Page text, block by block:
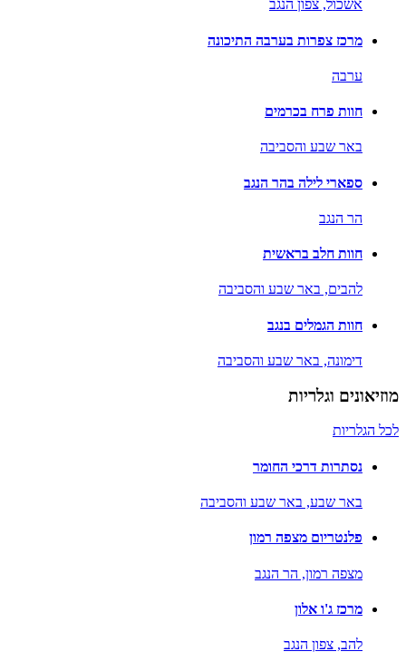
אשכול, צפון הנגב
מרכז צפרות בערבה התיכונה
ערבה
חוות פרח בכרמים
באר שבע והסביבה
ספארי לילה בהר הנגב
הר הנגב
חוות חלב בראשית
להבים, באר שבע והסביבה
חוות הגמלים בנגב
דימונה, באר שבע והסביבה
מוזיאונים וגלריות
לכל הגלריות
נסתרות דרכי החומר
באר שבע, באר שבע והסביבה
פלנטריום מצפה רמון
מצפה רמון, הר הנגב
מרכז ג'ו אלון
להב, צפון הנגב